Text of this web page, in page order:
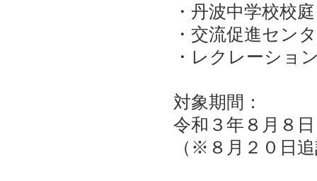
・丹波中学校校
・交流促進セン
・レクレーショ
対象期間：
令和３年８月８
（※８月２０日